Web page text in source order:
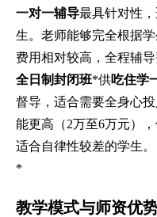
一对一辅导最具针对性
生。老师能够完全根据
费用相对较高，全程辅
全日制封闭班*供吃住学
督导，适合需要全身心
能更高（2万至6万元）
适合自律性较差的学生。
*
教学模式与师资优